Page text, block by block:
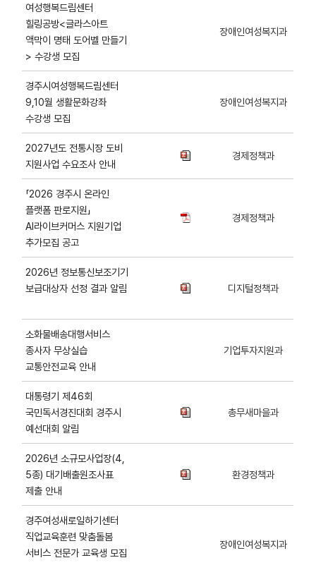
여성행복드림센터
힐링공방<글라스아트
액막이 명태 도어벨 만들기
> 수강생 모집
장애인여성복지과
경주시여성행복드림센터
9,10월 생활문화강좌
수강생 모집
장애인여성복지과
2027년도 전통시장 도비
지원사업 수요조사 안내
경제정책과
「2026 경주시 온라인
플랫폼 판로지원」
AI라이브커머스 지원기업
추가모집 공고
경제정책과
2026년 정보통신보조기기
보급대상자 선정 결과 알림
디지털정책과
소화물배송대행서비스
종사자 무상실습
교통안전교육 안내
기업투자지원과
대통령기 제46회
국민독서경진대회 경주시
예선대회 알림
총무새마을과
2026년 소규모사업장(4,
5종) 대기배출원조사표
제출 안내
환경정책과
경주여성새로일하기센터
직업교육훈련 맞춤돌봄
서비스 전문가 교육생 모집
장애인여성복지과